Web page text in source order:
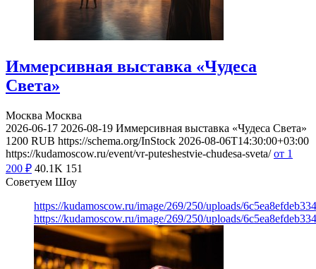
Иммерсивная выставка «Чудеса
Света»
Москва Москва
2026-06-17 2026-08-19 Иммерсивная выставка «Чудеса Света»
1200 RUB https://schema.org/InStock 2026-08-06T14:30:00+03:00
https://kudamoscow.ru/event/vr-puteshestvie-chudesa-sveta/ от 1
200 ₽ 40.1K 151
Советуем Шоу
https://kudamoscow.ru/image/269/250/uploads/
https://kudamoscow.ru/image/269/250/uploads/